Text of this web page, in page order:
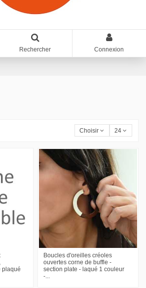
Rechercher Connexion
Choisir 24
plaqué
Boucles d'oreilles créoles
ouvertes corne de buffle -
section plate - laqué 1 couleur
-...